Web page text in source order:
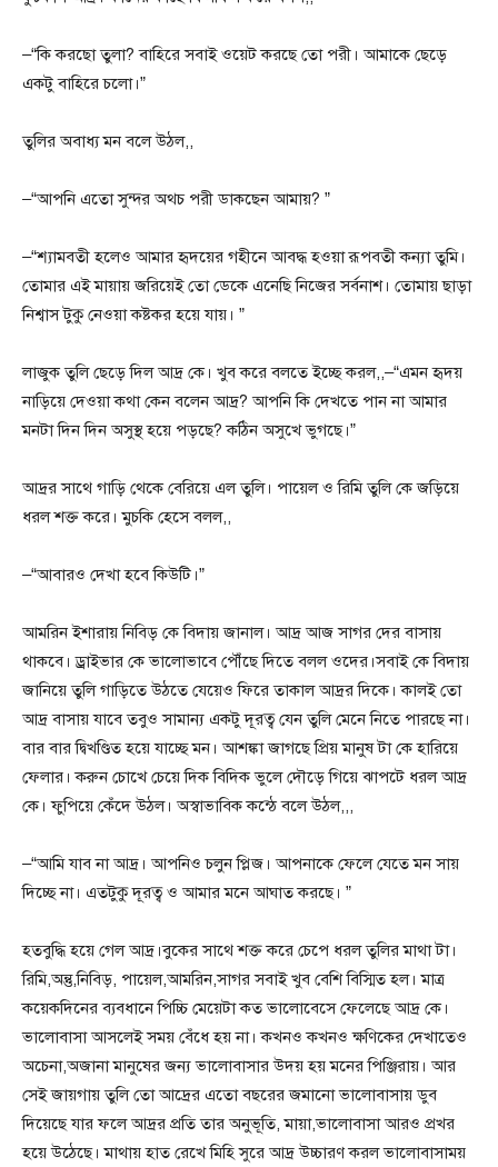
–“কি করছো তুলা? বাহিরে সবাই ওয়েট করছে তো পরী। আমাকে ছেড়ে
একটু বাহিরে চলো।”
তুলির অবাধ্য মন বলে উঠল,,
–“আপনি এতো সুন্দর অথচ পরী ডাকছেন আমায়? ”
–“শ্যামবতী হলেও আমার হৃদয়ের গহীনে আবদ্ধ হওয়া রূপবতী কন্যা তুমি।
তোমার এই মায়ায় জরিয়েই তো ডেকে এনেছি নিজের সর্বনাশ। তোমায় ছাড়া
নিশ্বাস টুকু নেওয়া কষ্টকর হয়ে যায়। ”
লাজুক তুলি ছেড়ে দিল আদ্র কে। খুব করে বলতে ইচ্ছে করল,,–“এমন হৃদয়
নাড়িয়ে দেওয়া কথা কেন বলেন আদ্র? আপনি কি দেখতে পান না আমার
মনটা দিন দিন অসুস্থ হয়ে পড়ছে? কঠিন অসুখে ভুগছে।”
আদ্রর সাথে গাড়ি থেকে বেরিয়ে এল তুলি। পায়েল ও রিমি তুলি কে জড়িয়ে
ধরল শক্ত করে। মুচকি হেসে বলল,,
–“আবারও দেখা হবে কিউটি।”
আমরিন ইশারায় নিবিড় কে বিদায় জানাল। আদ্র আজ সাগর দের বাসায়
থাকবে। ড্রাইভার কে ভালোভাবে পৌঁছে দিতে বলল ওদের।সবাই কে বিদায়
জানিয়ে তুলি গাড়িতে উঠতে যেয়েও ফিরে তাকাল আদ্রর দিকে। কালই তো
আদ্র বাসায় যাবে তবুও সামান্য একটু দূরত্ব যেন তুলি মেনে নিতে পারছে না।
বার বার দ্বিখণ্ডিত হয়ে যাচ্ছে মন। আশঙ্কা জাগছে প্রিয় মানুষ টা কে হারিয়ে
ফেলার। করুন চোখে চেয়ে দিক বিদিক ভুলে দৌড়ে গিয়ে ঝাপটে ধরল আদ্র
কে। ফুপিয়ে কেঁদে উঠল। অস্বাভাবিক কন্ঠে বলে উঠল,,,
–“আমি যাব না আদ্র। আপনিও চলুন প্লিজ। আপনাকে ফেলে যেতে মন সায়
দিচ্ছে না। এতটুকু দূরত্ব ও আমার মনে আঘাত করছে। ”
হতবুদ্ধি হয়ে গেল আদ্র।বুকের সাথে শক্ত করে চেপে ধরল তুলির মাথা টা।
রিমি,অন্তু,নিবিড়, পায়েল,আমরিন,সাগর সবাই খুব বেশি বিস্মিত হল। মাত্র
কয়েকদিনের ব্যবধানে পিচ্চি মেয়েটা কত ভালোবেসে ফেলেছে আদ্র কে।
ভালোবাসা আসলেই সময় বেঁধে হয় না। কখনও কখনও ক্ষণিকের দেখাতেও
অচেনা,অজানা মানুষের জন্য ভালোবাসার উদয় হয় মনের পিঞ্জিরায়। আর
সেই জায়গায় তুলি তো আদ্রের এতো বছরের জমানো ভালোবাসায় ডুব
দিয়েছে যার ফলে আদ্রর প্রতি তার অনুভূতি, মায়া,ভালোবাসা আরও প্রখর
হয়ে উঠেছে। মাথায় হাত রেখে মিহি সুরে আদ্র উচ্চারণ করল ভালোবাসাময়